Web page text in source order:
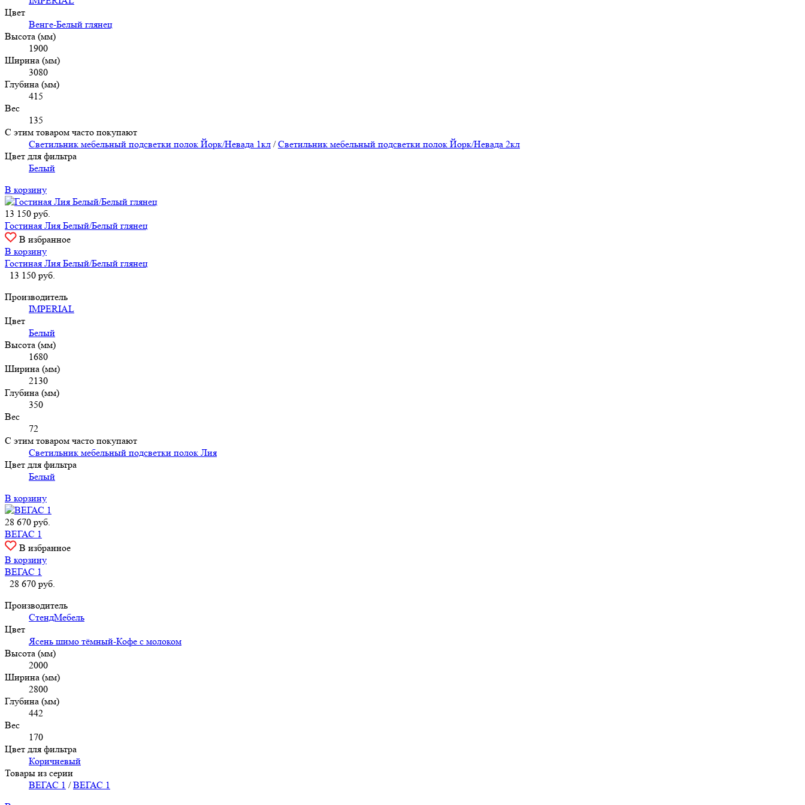
Цвет
Венге-Белый глянец
Высота (мм)
1900
Ширина (мм)
3080
Глубина (мм)
415
Вес
135
С этим товаром часто покупают
Светильник мебельный подсветки полок Йорк/Невада 1кл /Светильник мебельный подсветки полок Йорк/Невада 2кл
Цвет для фильтра
Белый
В корзину
13 150 руб.
Гостиная Лия Белый/Белый глянец
В избранное
В корзину
Гостиная Лия Белый/Белый глянец
13 150 руб.
Производитель
IMPERIAL
Цвет
Белый
Высота (мм)
1680
Ширина (мм)
2130
Глубина (мм)
350
Вес
72
С этим товаром часто покупают
Светильник мебельный подсветки полок Лия
Цвет для фильтра
Белый
В корзину
28 670 руб.
ВЕГАС 1
В избранное
В корзину
ВЕГАС 1
28 670 руб.
Производитель
СтендМебель
Цвет
Ясень шимо тёмный-Кофе с молоком
Высота (мм)
2000
Ширина (мм)
2800
Глубина (мм)
442
Вес
170
Цвет для фильтра
Коричневый
Товары из серии
ВЕГАС 1 /ВЕГАС 1